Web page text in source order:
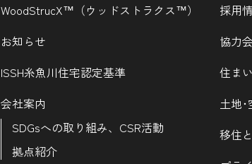
WoodStrucX™（ウッドストラクス™）
お知らせ
ISSH糸魚川住宅認定基準
会社案内
SDGsへの取り組み、CSR活動
拠点紹介
採用
協力
住ま
土地
移住